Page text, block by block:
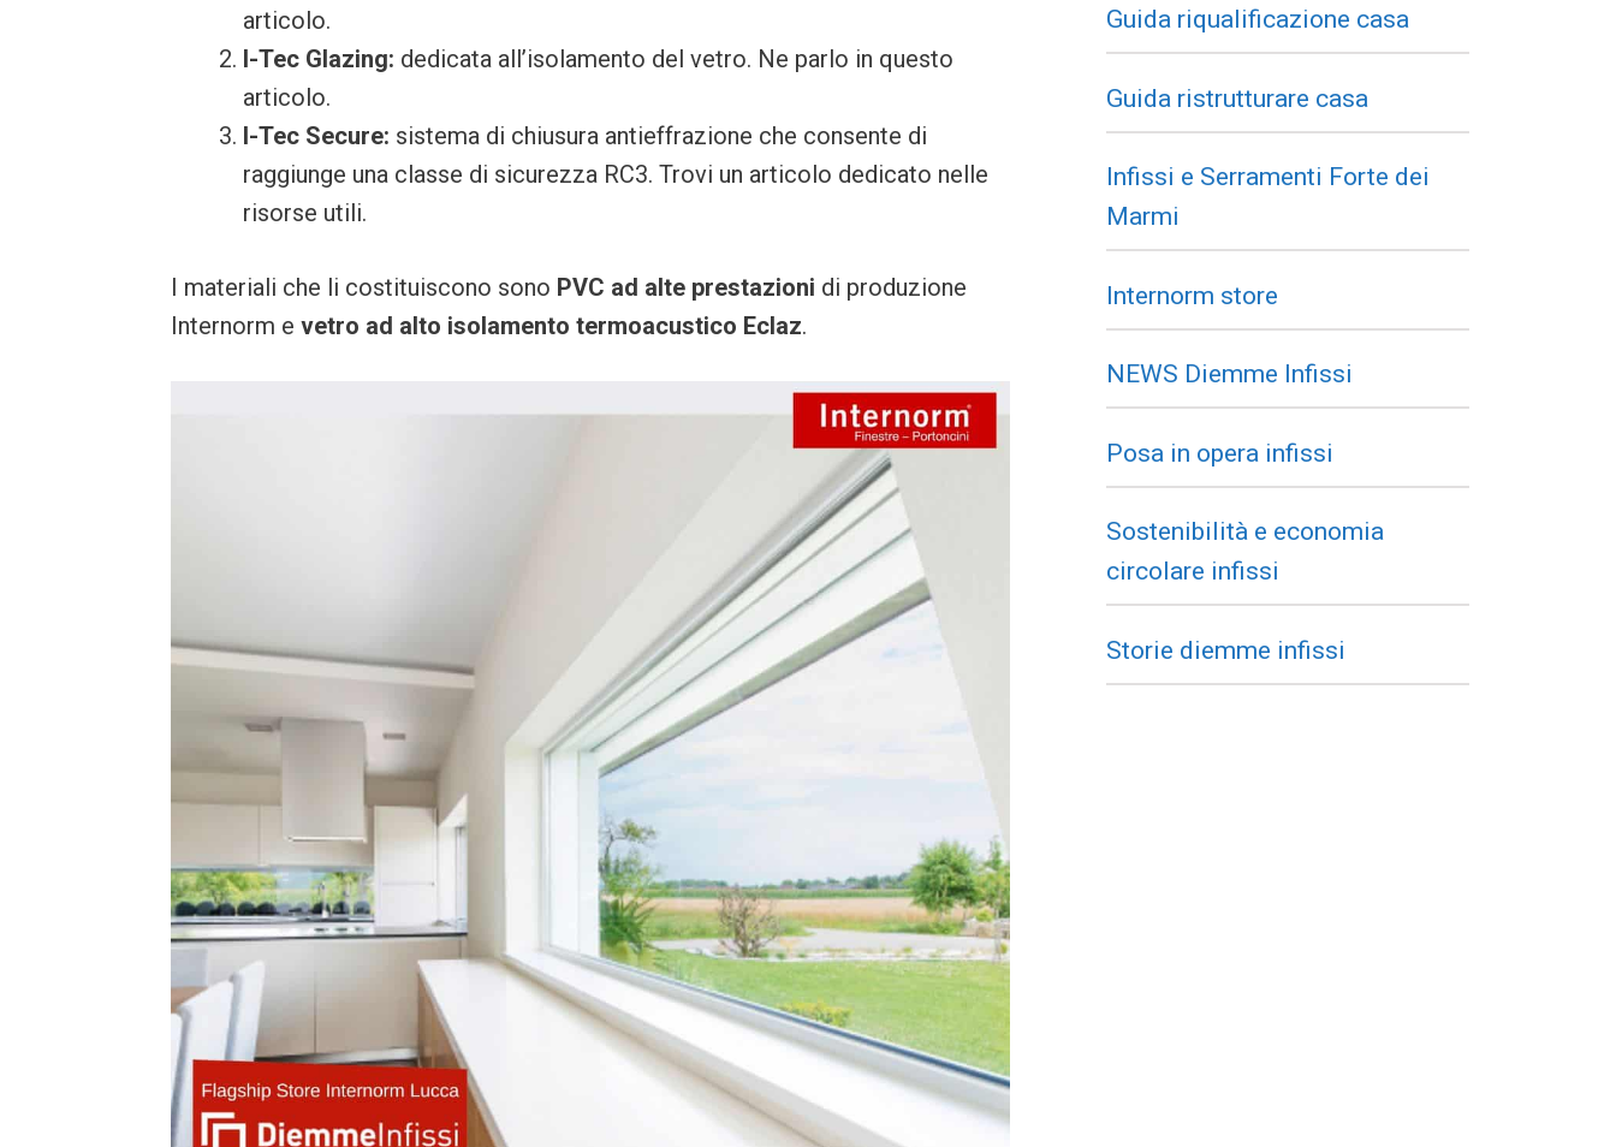
articolo.
I-Tec Glazing: dedicata all’isolamento del vetro. Ne parlo in questo
articolo.
I-Tec Secure: sistema di chiusura antieffrazione che consente di
raggiunge una classe di sicurezza RC3. Trovi un articolo dedicato nelle
risorse utili.
I materiali che li costituiscono sono PVC ad alte prestazioni di produzione
Internorm e vetro ad alto isolamento termoacustico Eclaz.
Guida riqualificazione casa
Guida ristrutturare casa
Infissi e Serramenti Forte dei
Marmi
Internorm store
NEWS Diemme Infissi
Posa in opera infissi
Sostenibilità e economia
circolare infissi
Storie diemme infissi